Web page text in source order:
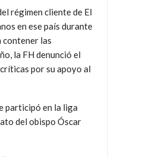
régimen cliente de El
en ese país durante
contener las
la FH denunció el
por su apoyo al
participó en la liga
del obispo Óscar